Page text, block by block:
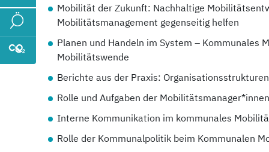
Mobilität der Zukunft: Nachhaltige
Mobilitätsmanagement gegenseitig helfen
Planen und Handeln im System –
Mobilitätswende
Berichte aus der Praxis:
Rolle und Aufgaben der Mobilitätsmanager*innen
Interne Kommunikation im kommunales
Rolle der Kommunalpolitik beim Kommunalen